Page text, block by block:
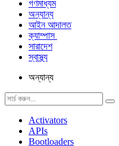
গণমাধ্যম
অন্যান্য
আইন আদালত
ক্যাম্পাস
সারাদেশ
স্বাস্থ্য
অন্যান্য
Activators
APIs
Bootloaders